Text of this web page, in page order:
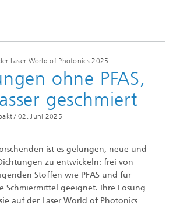
Laser World of Photonics 2025
ohne PFAS,
geschmiert
/ 02. Juni 2025
ist es gelungen, neue und
zu entwickeln: frei von
Stoffen wie PFAS und für
Schmiermittel geeignet. Ihre Lösung
auf der Laser World of Photonics